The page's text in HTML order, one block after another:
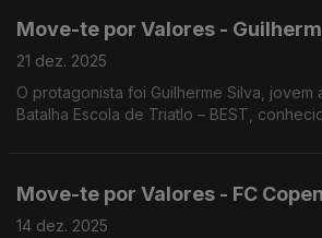
Move-te por Valores -
21 dez. 2025
O protagonista foi Guilherme Silva, jovem
Batalha Escola de Triatlo – BEST,
Move-te por Valores - FC
14 dez. 2025